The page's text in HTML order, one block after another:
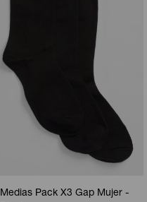
Medias Pack X3 Gap Mujer -